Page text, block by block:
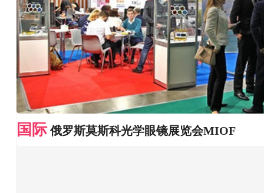
国际 俄罗斯莫斯科光学眼镜展览会MIOF